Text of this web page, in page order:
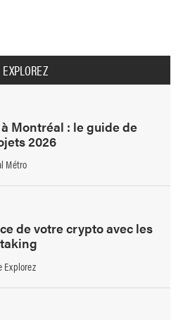
EXPLOREZ
Montréal : le guide de
2026
Métro
de votre crypto avec les
Explorez